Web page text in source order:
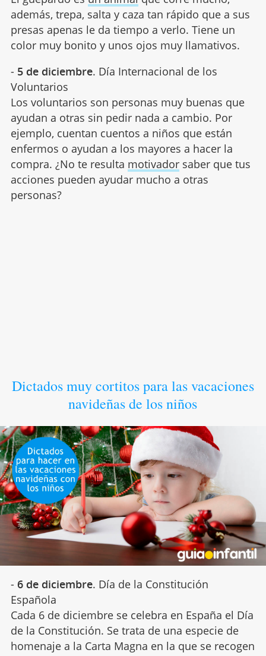
además, trepa, salta y caza tan rápido que a sus
presas apenas le da tiempo a verlo. Tiene un
color muy bonito y unos ojos muy llamativos.
- 5 de diciembre. Día Internacional de los
Voluntarios
Los voluntarios son personas muy buenas que
ayudan a otras sin pedir nada a cambio. Por
ejemplo, cuentan cuentos a niños que están
enfermos o ayudan a los mayores a hacer la
compra. ¿No te resulta motivadorsaber que tus
acciones pueden ayudar mucho a otras
personas?
Dictados muy cortitos para las vacaciones
navideñas de los niños
- 6 de diciembre. Día de la Constitución
Española
Cada 6 de diciembre se celebra en España el Día
de la Constitución. Se trata de una especie de
homenaje a la Carta Magna en la que se recogen